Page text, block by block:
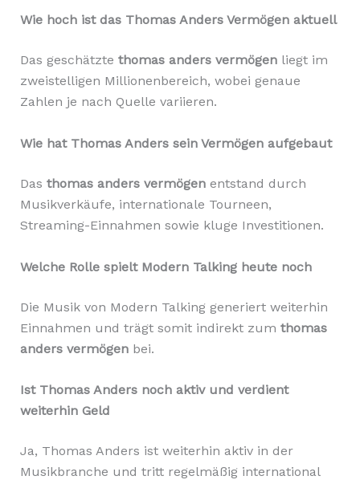
Wie hoch ist das Thomas Anders Vermögen aktuell
Das geschätzte thomas anders vermögenliegt im
zweistelligen Millionenbereich, wobei genaue
Zahlen je nach Quelle variieren.
Wie hat Thomas Anders sein Vermögen aufgebaut
Das thomas anders vermögenentstand durch
Musikverkäufe, internationale Tourneen,
Streaming-Einnahmen sowie kluge Investitionen.
Welche Rolle spielt Modern Talking heute noch
Die Musik von Modern Talking generiert weiterhin
Einnahmen und trägt somit indirekt zum thomas
anders vermögenbei.
Ist Thomas Anders noch aktiv und verdient
weiterhin Geld
Ja, Thomas Anders ist weiterhin aktiv in der
Musikbranche und tritt regelmäßig international